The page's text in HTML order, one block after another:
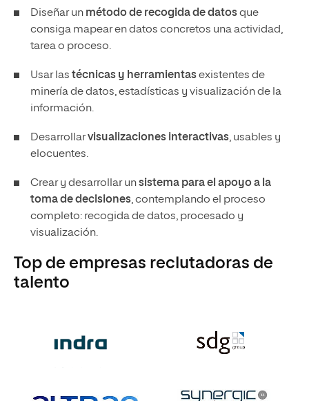
Diseñar un método de recogida de datosque
consiga mapear en datos concretos una actividad,
tarea o proceso.
Usar las técnicas y herramientasexistentes de
minería de datos, estadísticas y visualización de la
información.
Desarrollarvisualizaciones interactivas, usables y
elocuentes.
Crear y desarrollar unsistema para el apoyo a la
toma de decisiones, contemplando el proceso
completo: recogida de datos, procesado y
visualización.
Top de empresas reclutadoras de
talento